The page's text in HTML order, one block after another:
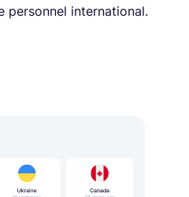
personnel international.